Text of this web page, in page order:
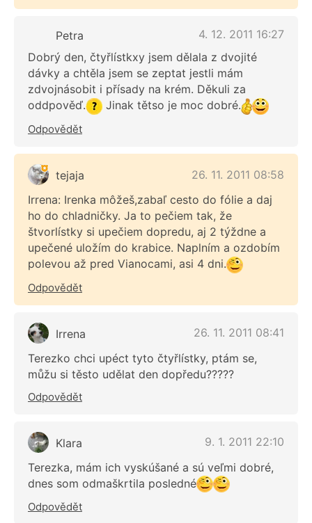
Petra
4. 12. 2011 16:27
Dobrý den, čtyřlístkxy jsem dělala z dvojité
dávky a chtěla jsem se zeptat jestli mám
zdvojnásobit i přísady na krém. Děkuli za
oddpověď.
Jinak tětso je moc dobré.
Odpovědět
tejaja
26. 11. 2011 08:58
Irrena: Irenka môžeš,zabaľ cesto do fólie a daj
ho do chladničky. Ja to pečiem tak, že
štvorlístky si upečiem dopredu, aj 2 týždne a
upečené uložím do krabice. Naplním a ozdobím
polevou až pred Vianocami, asi 4 dni.
Odpovědět
Irrena
26. 11. 2011 08:41
Terezko chci upéct tyto čtyřlístky, ptám se,
můžu si těsto udělat den dopředu?????
Odpovědět
Klara
9. 1. 2011 22:10
Terezka, mám ich vyskúšané a sú veľmi dobré,
dnes som odmaškrtila posledné
Odpovědět